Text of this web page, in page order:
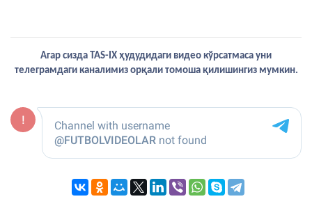
Агар сизда TAS-IX ҳудудидаги видео кўрсатмаса уни
телеграмдаги каналимиз орқали томоша қилишингиз мумкин.